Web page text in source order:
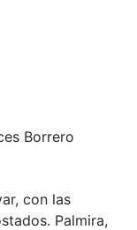
Borrero
con las
Palmira,